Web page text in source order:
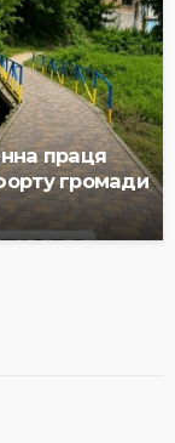
праця
громади